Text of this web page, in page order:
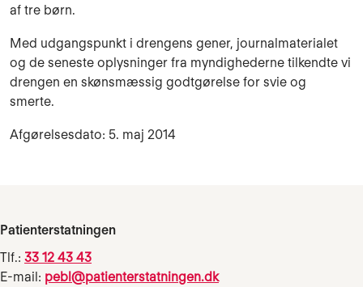
af tre børn.
Med udgangspunkt i drengens gener, journalmaterialet
og de seneste oplysninger fra myndighederne tilkendte vi
drengen en skønsmæssig godtgørelse for svie og
smerte.
Afgørelsesdato: 5. maj 2014
Patienterstatningen
Tlf.: 33 12 43 43
E-mail: pebl@patienterstatningen.dk